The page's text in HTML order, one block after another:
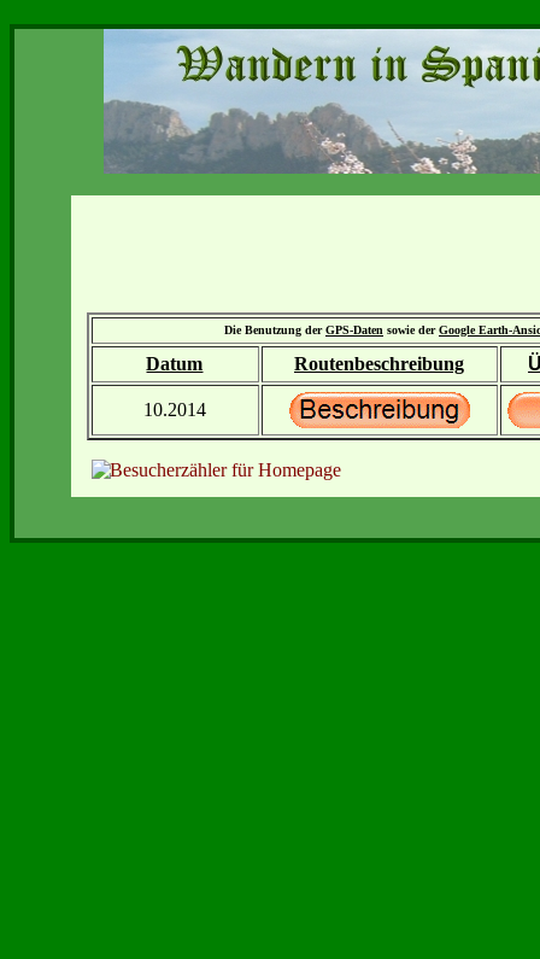
Die Benutzung derGPS-Daten sowie derGoogle Earth-
Datum Routenbeschreibung
10.2014